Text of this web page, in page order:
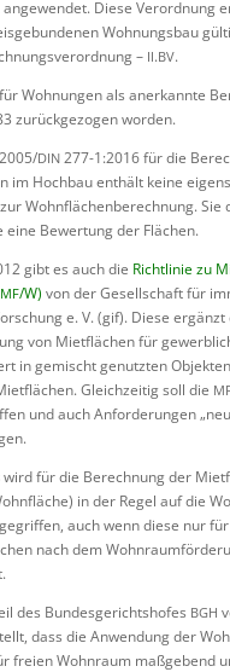
Diese Verord­nung
Wohnungsbau
– II​.BV.
Wohnungen als anerkannte
zurück­ge­zogen worden.
DIN277-1:2016 für die
im Hochbau enthält keine
Wohnflä­chen­be­rech­nung.
eine Bewer­tung der Flächen.
gibt es auch die Richt­linie zu
MF/W) von der Gesell­schaft für
e. V. (gif). Diese
von Mietflä­chen für
in gemischt genutzten
Gleich­zeitig soll die
und auch Anfor­de­rungen
wird für die Berech­nung der
in der Regel auf die
auch wenn diese nur
nach dem
des Bundes­ge­richts­hofes BGH
dass die Anwen­dung der
freien Wohnraum maßge­bend